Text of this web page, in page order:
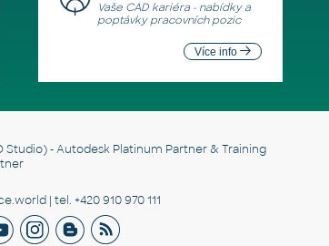
Vaše CAD kariéra - nabídky a
poptávky pracovních pozic
Více info
Studio) - Autodesk Platinum Partner & Training
| tel. +420 910 970 111